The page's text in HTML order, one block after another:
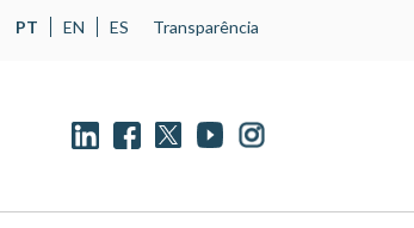
PT EN ES Transparência